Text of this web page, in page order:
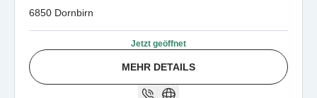
6850 Dornbirn
Jetzt geöffnet
MEHR DETAILS